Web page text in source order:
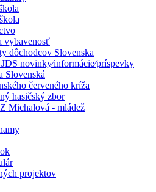
vybavenosť
dôchodcov Slovenska
novinky⁄informácie⁄príspevky
Slovenská
červeného kríža
hasičský zbor
Michalová - mládež
projektov